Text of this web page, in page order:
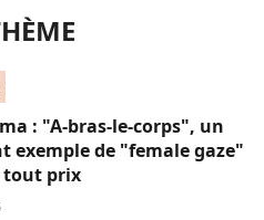
: "A-bras-le-corps", un
exemple de "female gaze"
tout prix